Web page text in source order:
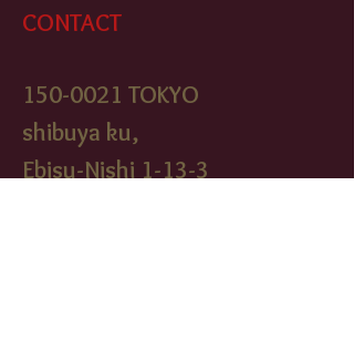
CONTACT
150-0021 TOKYO
shibuya ku,
Ebisu-Nishi 1-13-3